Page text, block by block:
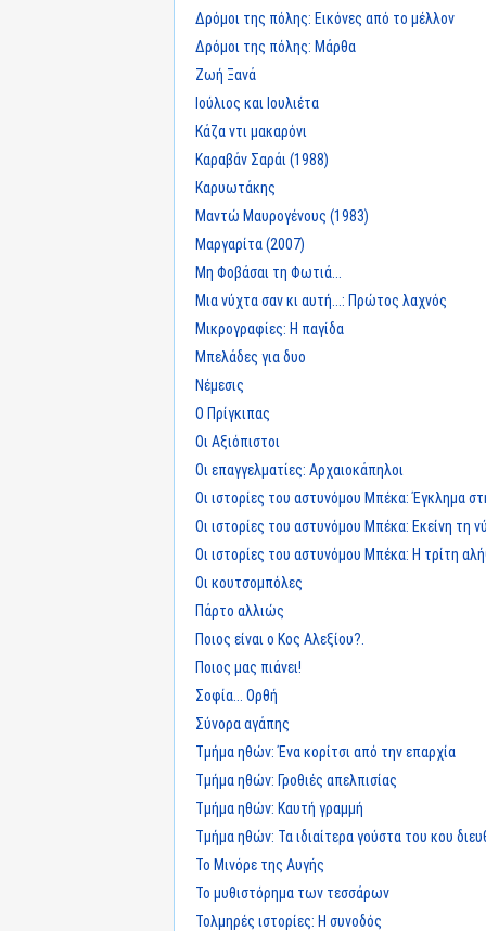
Δρόμοι της πόλης: Εικόνες από το μέλλον
Δρόμοι της πόλης: Μάρθα
Ζωή Ξανά
Ιούλιος και Ιουλιέτα
Κάζα ντι μακαρόνι
Καραβάν Σαράι (1988)
Καρυωτάκης
Μαντώ Μαυρογένους (1983)
Μαργαρίτα (2007)
Μη Φοβάσαι τη Φωτιά...
Μια νύχτα σαν κι αυτή...: Πρώτος λαχνός
Μικρογραφίες: Η παγίδα
Μπελάδες για δυο
Νέμεσις
Ο Πρίγκιπας
Οι Αξιόπιστοι
Οι επαγγελματίες: Αρχαιοκάπηλοι
Οι ιστορίες του αστυνόμου Μπέκα: Έγκλημα
Οι ιστορίες του αστυνόμου Μπέκα: Εκείνη τη
Οι ιστορίες του αστυνόμου Μπέκα: Η τρίτη
Οι κουτσομπόλες
Πάρτο αλλιώς
Ποιος είναι ο Κος Αλεξίου?.
Ποιος μας πιάνει!
Σοφία... Ορθή
Σύνορα αγάπης
Τμήμα ηθών: Ένα κορίτσι από την επαρχία
Τμήμα ηθών: Γροθιές απελπισίας
Τμήμα ηθών: Καυτή γραμμή
Τμήμα ηθών: Τα ιδιαίτερα γούστα του κου
Το Μινόρε της Αυγής
Το μυθιστόρημα των τεσσάρων
Τολμηρές ιστορίες: Η συνοδός